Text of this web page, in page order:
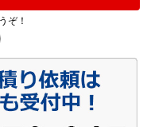
ぞ！